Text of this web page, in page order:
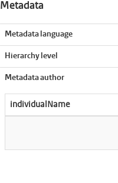
Metadata
Metadata language
Hierarchy level
Metadata author
individualName